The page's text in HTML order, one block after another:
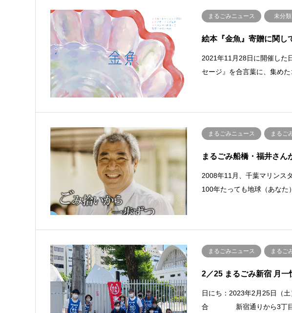
まるごみニュース 未分類
絵本『金魚』寄贈に関し
2021年11月28日に開催した
セージ』を合言葉に、集め
まるごみニュース まるご
まるごみ船橋・福井さん
2008年11月、千葉マリンス
100年たっても地球（あなた
まるごみニュース まるご
2／25 まるごみ新宿 月一
日にち：2023年2月25日（
合 新宿通りから3丁目～